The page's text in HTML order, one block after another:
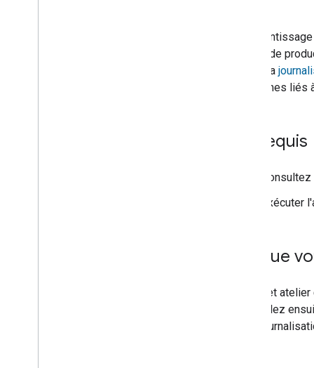
qualité de
, la
problèmes liés
Prérequis
Exécuter
Ce que
Dans cet
Vous allez
de la